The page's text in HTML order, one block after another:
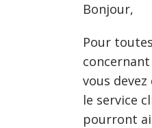
Bonjour,
Pour
vous
le service
pourront